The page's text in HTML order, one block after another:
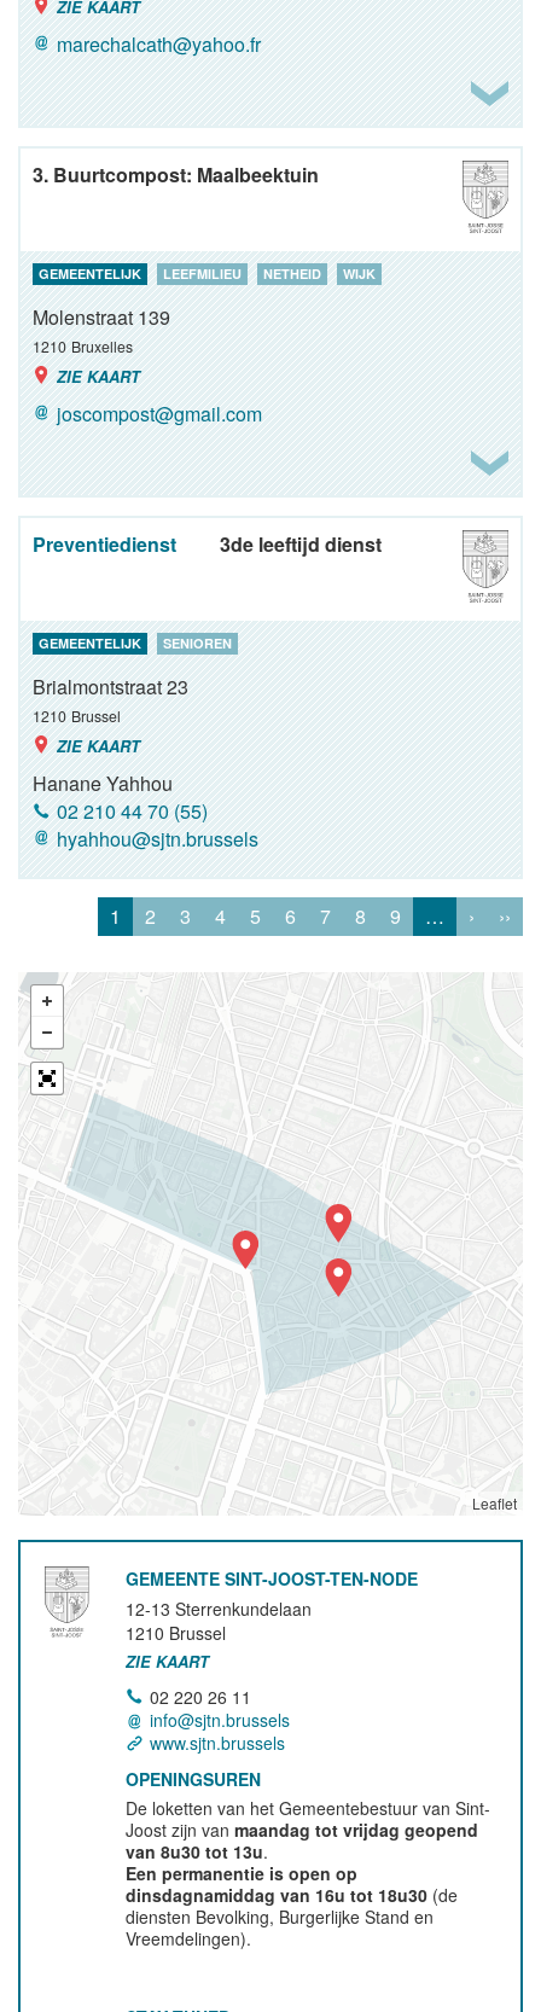
ZIE KAART
marechalcath@yahoo.fr
3. Buurtcompost: Maalbeektuin
GEMEENTELIJK LEEFMILIEU NETHEID WIJK
Molenstraat 139
1210 Bruxelles
ZIE KAART
joscompost@gmail.com
Preventiedienst 3de leeftijd dienst
GEMEENTELIJK SENIOREN
Brialmontstraat 23
1210 Brussel
ZIE KAART
Hanane Yahhou
02 210 44 70 (55)
hyahhou@sjtn.brussels
1 2 3 4 5 6 7 8 9 … › ››
Leaflet
GEMEENTE SINT-JOOST-TEN-NODE
12-13 Sterrenkundelaan
1210 Brussel
ZIE KAART
02 220 26 11
info@sjtn.brussels
www.sjtn.brussels
OPENINGSUREN
De loketten van het Gemeentebestuur van Sint-
Joost zijn vanmaandag tot vrijdag geopend
van 8u30 tot 13u.
Een permanentie is open op
dinsdagnamiddag van 16u tot 18u30 (de
diensten Bevolking, Burgerlijke Stand en
Vreemdelingen).